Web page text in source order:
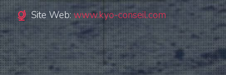
Site Web:www.kyo-conseil.com